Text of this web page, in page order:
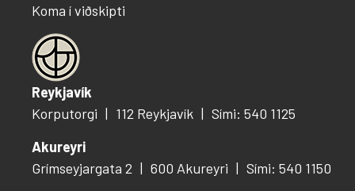
Reykjavík
Korputorgi
112 Reykjavík
Sími: 540 1125
Akureyri
Grímseyjargata 2
600 Akureyri
Sími: 540 1150
Koma í viðskipti